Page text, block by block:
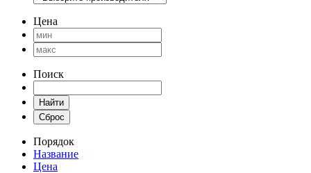
Цена
Поиск
Порядок
Название
Цена